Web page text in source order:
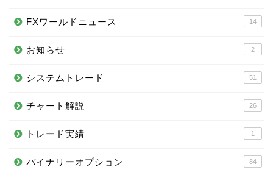
FXワールドニュース 14
お知らせ 2
システムトレード 51
チャート解説 26
トレード実績 1
バイナリーオプション 84